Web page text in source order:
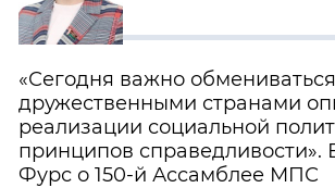
«Сегодня важно
дружественными странами
реализации социальной
принципов справедливости».
Фурс о 150-й Ассамблее МПС